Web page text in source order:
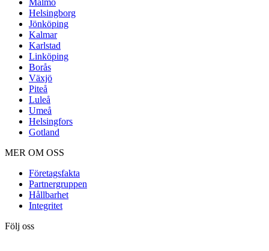
Helsingborg
Jönköping
Kalmar
Karlstad
Linköping
Borås
Växjö
Piteå
Luleå
Umeå
Helsingfors
Gotland
MER OM OSS
Företagsfakta
Partnergruppen
Hållbarhet
Integritet
Följ oss